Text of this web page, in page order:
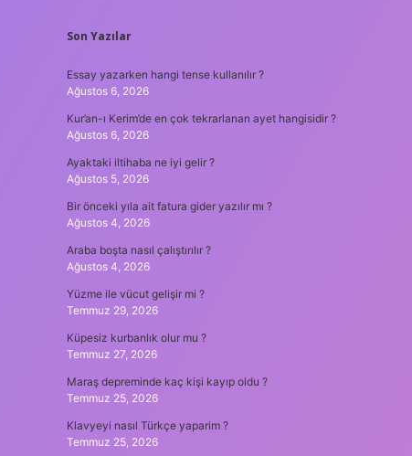
Son Yazılar
Essay yazarken hangi tense kullanılır ?
Ağustos 6, 2026
Kur’an-ı Kerim’de en çok tekrarlanan ayet hangisidir ?
Ağustos 6, 2026
Ayaktaki iltihaba ne iyi gelir ?
Ağustos 5, 2026
Bir önceki yıla ait fatura gider yazılır mı ?
Ağustos 4, 2026
Araba boşta nasıl çalıştırılır ?
Ağustos 4, 2026
Yüzme ile vücut gelişir mi ?
Temmuz 29, 2026
Küpesiz kurbanlık olur mu ?
Temmuz 27, 2026
Maraş depreminde kaç kişi kayıp oldu ?
Temmuz 25, 2026
Klavyeyi nasıl Türkçe yaparim ?
Temmuz 25, 2026